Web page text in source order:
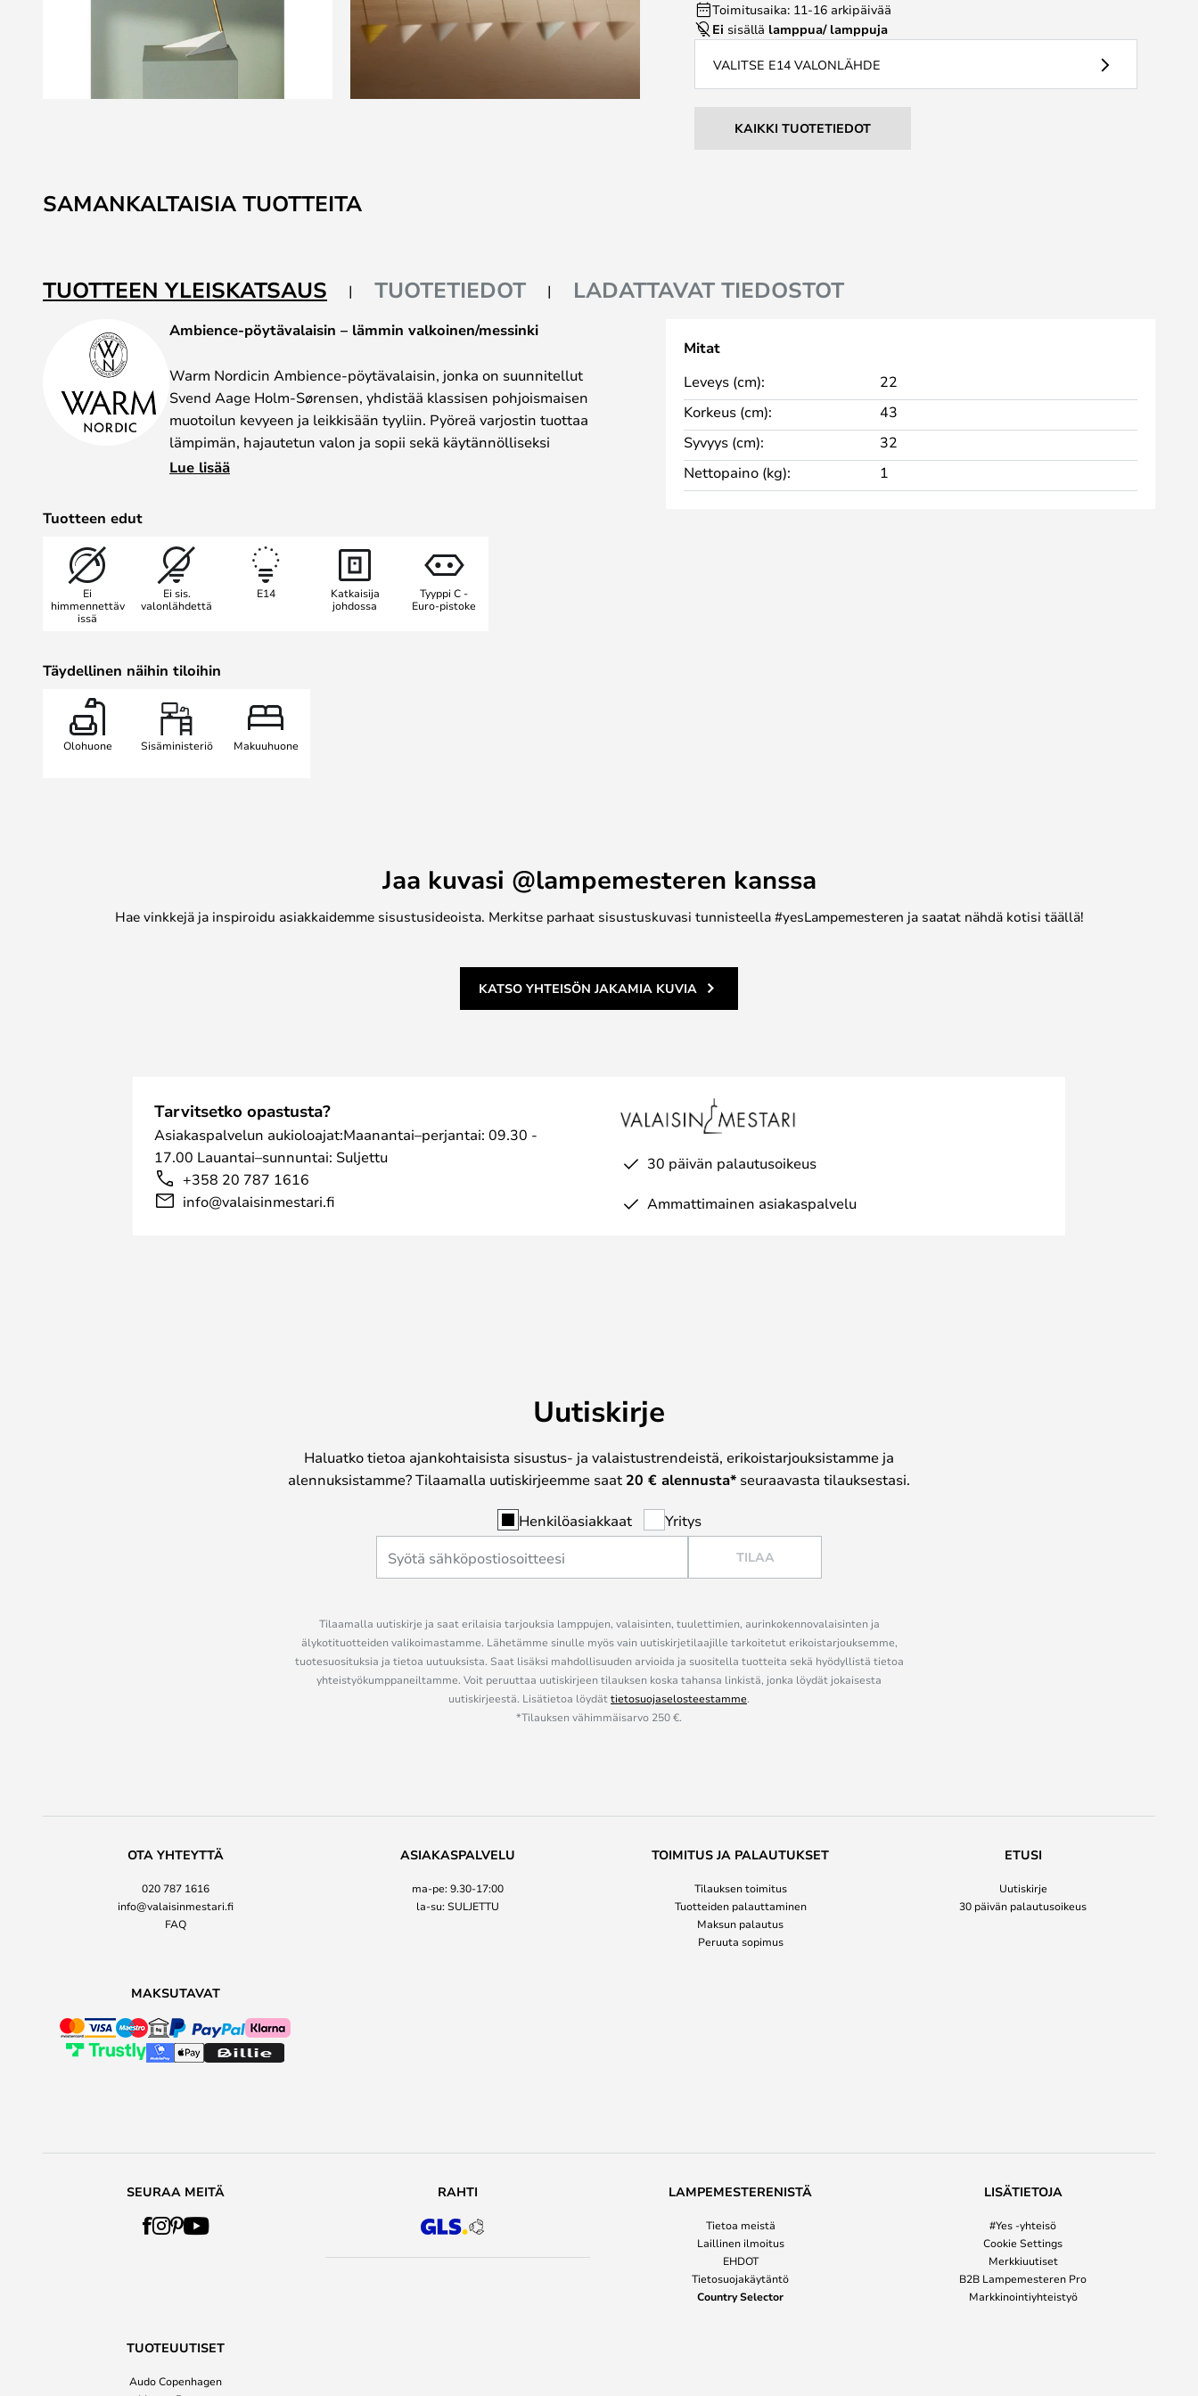
of
Toimitusaika: 11-16 arkipäivää
Ei sisällä lamppua/ lamppuja
VALITSE E14 VALONLÄHDE
KAIKKI TUOTETIEDOT
SAMANKALTAISIA TUOTTEITA
TUOTTEEN YLEISKATSAUS TUOTETIEDOT LADATTAVAT TIEDOSTOT
Ambience-pöytävalaisin – lämmin valkoinen/messinki
Warm Nordicin Ambience-pöytävalaisin, jonka on suunnitellut
Svend Aage Holm-Sørensen, yhdistää klassisen pohjoismaisen
muotoilun kevyeen ja leikkisään tyyliin. Pyöreä varjostin tuottaa
lämpimän, hajautetun valon ja sopii sekä käytännölliseksi
työpöytävalaisimeksi että tunnelmalliseksi sisustuselementiksi
yksityiskohdat antavat valaisimelle veistoksellisen ilmeen.
Ambience kuuluu sarjaan, jossa on erilaisia varjostimia ja värejä,
joten valaisinta voi yhdistellä yksilöllisesti.
tanskalaisiin valaisinsuunnittelijoihin. Hänen luomuksissaan
Lue lisää
Tuotteen edut
Ei
himmennettäv
issä
Ei sis.
valonlähdettä
E14
Katkaisija
johdossa
Tyyppi C -
Euro-pistoke
Täydellinen näihin tiloihin
Olohuone Sisäministeriö Makuuhuone
Mitat
Leveys (cm):
22
Korkeus (cm):
43
Syvyys (cm):
32
Nettopaino (kg):
1
Jaa kuvasi @lampemesteren kanssa
Hae vinkkejä ja inspiroidu asiakkaidemme sisustusideoista. Merkitse parhaat sisustuskuvasi tunnisteella #yesLampemesteren ja saatat nähdä kotisi täällä!
KATSO YHTEISÖN JAKAMIA KUVIA
Tarvitsetko opastusta?
Asiakaspalvelun aukioloajat:Maanantai–perjantai: 09.30 -
17.00 Lauantai–sunnuntai: Suljettu
+358 20 787 1616
info@valaisinmestari.fi
30 päivän palautusoikeus
Ammattimainen asiakaspalvelu
Uutiskirje
Haluatko tietoa ajankohtaisista sisustus- ja valaistustrendeistä, erikoistarjouksistamme ja
alennuksistamme? Tilaamalla uutiskirjeemme saat 20 € alennusta* seuraavasta tilauksestasi.
Henkilöasiakkaat Yritys
TILAA
Tilaamalla uutiskirje ja saat erilaisia tarjouksia lamppujen, valaisinten, tuulettimien, aurinkokennovalaisinten ja
älykotituotteiden valikoimastamme. Lähetämme sinulle myös vain uutiskirjetilaajille tarkoitetut erikoistarjouksemme,
tuotesuosituksia ja tietoa uutuuksista. Saat lisäksi mahdollisuuden arvioida ja suositella tuotteita sekä hyödyllistä tietoa
yhteistyökumppaneiltamme. Voit peruuttaa uutiskirjeen tilauksen koska tahansa linkistä, jonka löydät jokaisesta
uutiskirjeestä. Lisätietoa löydättietosuojaselosteestamme.
*Tilauksen vähimmäisarvo 250 €.
OTA YHTEYTTÄ
020 787 1616
info@valaisinmestari.fi
FAQ
ASIAKASPALVELU
ma-pe: 9.30-17:00
la-su: SULJETTU
TOIMITUS JA PALAUTUKSET
Tilauksen toimitus
Tuotteiden palauttaminen
Maksun palautus
Peruuta sopimus
ETUSI
Uutiskirje
30 päivän palautusoikeus
MAKSUTAVAT
SEURAA MEITÄ RAHTI LAMPEMESTERENISTÄ
Tietoa meistä
Laillinen ilmoitus
EHDOT
Tietosuojakäytäntö
Country Selector
LISÄTIETOJA
#Yes -yhteisö
Cookie Settings
Merkkiuutiset
B2B Lampemesteren Pro
Markkinointiyhteistyö
TUOTEUUTISET
Audo Copenhagen